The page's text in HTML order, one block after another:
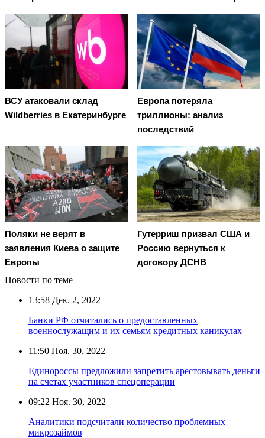
ВСУ атаковали склад
Wildberries в Екатеринбурге
Европа потеряла
триллионы: анализ
последствий
Поляки не верят в
заявления Киева о защите
Европы
Гутерриш призвал США и
Россию вернуться к
договору ДСНВ
Новости по теме
13:58 Дек. 2, 2022
Банки РФ отчитались о предоставленных
военнослужащим и их семьям кредитных каникулах
11:50 Ноя. 30, 2022
Единороссы предложили запретить арестовывать деньги
на счетах участников спецоперации
09:22 Ноя. 30, 2022
Аналитики подсчитали количество проблемных
микрозаймов